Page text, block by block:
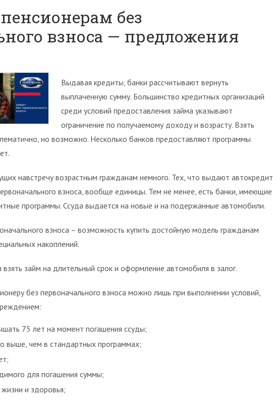
без
взноса — предложения
Выдавая кредиты, банки рассчитывают вернуть
выплаченную сумму. Большинство кредитных организаций
среди условий предоставления займа указывают
ограничение по получаемому доходу и возрасту. Взять
но возможно. Несколько банков предоставляют программы
навстречу возрастным гражданам немного. Тех, что выдают автокредит
взноса, вообще единицы. Тем не менее, есть банки, имеющие
программы. Ссуда выдается на новые и на подержанные автомобили.
взноса – возможность купить достойную модель гражданам
накоплений.
займ на длительный срок и оформление автомобиля в залог.
без первоначального взноса можно лишь при выполнении условий,
75 лет на момент погашения ссуды;
выше, чем в стандартных программах;
для погашения суммы;
и здоровья;